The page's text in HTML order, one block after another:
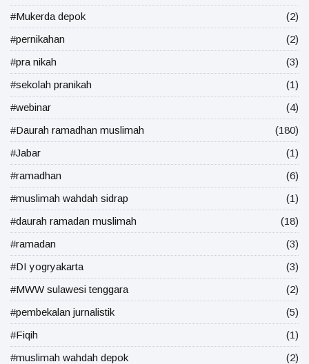
#Mukerda depok
(2)
#pernikahan
(2)
#pra nikah
(3)
#sekolah pranikah
(1)
#webinar
(4)
#Daurah ramadhan muslimah
(180)
#Jabar
(1)
#ramadhan
(6)
#muslimah wahdah sidrap
(1)
#daurah ramadan muslimah
(18)
#ramadan
(3)
#DI yogryakarta
(3)
#MWW sulawesi tenggara
(2)
#pembekalan jurnalistik
(5)
#Fiqih
(1)
#muslimah wahdah depok
(2)